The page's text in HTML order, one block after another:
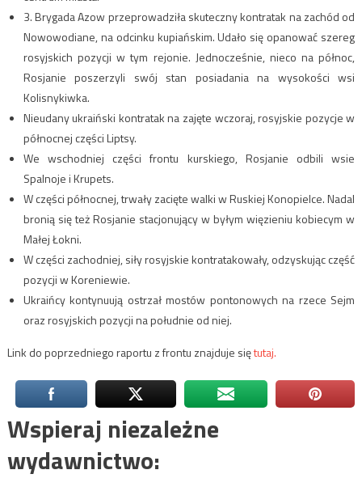
3. Brygada Azow przeprowadziła skuteczny kontratak na zachód od
Nowowodiane, na odcinku kupiańskim. Udało się opanować szereg
rosyjskich pozycji w tym rejonie. Jednocześnie, nieco na północ,
Rosjanie poszerzyli swój stan posiadania na wysokości wsi
Kolisnykiwka.
Nieudany ukraiński kontratak na zajęte wczoraj, rosyjskie pozycje w
północnej części Liptsy.
We wschodniej części frontu kurskiego, Rosjanie odbili wsie
Spalnoje i Krupets.
W części północnej, trwały zacięte walki w Ruskiej Konopielce. Nadal
bronią się też Rosjanie stacjonujący w byłym więzieniu kobiecym w
Małej Łokni.
W części zachodniej, siły rosyjskie kontratakowały, odzyskując część
pozycji w Koreniewie.
Ukraińcy kontynuują ostrzał mostów pontonowych na rzece Sejm
oraz rosyjskich pozycji na południe od niej.
Link do poprzedniego raportu z frontu znajduje siętutaj.
Wspieraj niezależne
wydawnictwo: